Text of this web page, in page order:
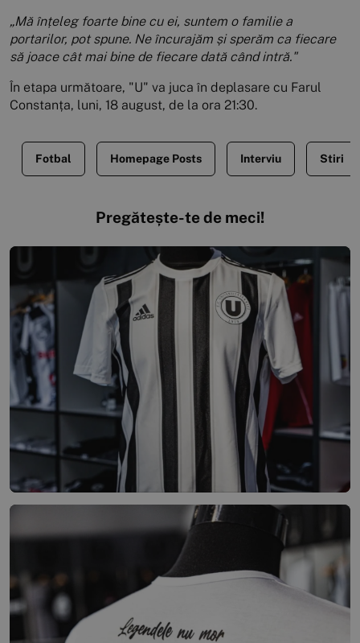
„Mă înțeleg foarte bine cu ei, suntem o familie a
portarilor, pot spune. Ne încurajăm și sperăm ca fiecare
să joace cât mai bine de fiecare dată când intră."
În etapa următoare, "U" va juca în deplasare cu Farul
Constanța, luni, 18 august, de la ora 21:30.
Fotbal Homepage Posts Interviu Stiri
Pregătește-te de meci!